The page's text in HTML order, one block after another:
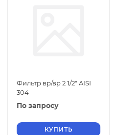
Фильтр вр/вр 2 1/2" AISI
304
По запросу
КУПИТЬ